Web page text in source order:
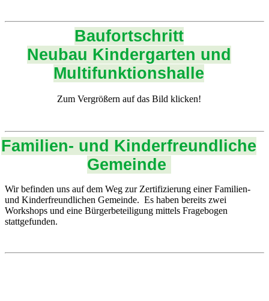
Baufortschritt
Neubau Kindergarten und
Multifunktionshalle
Zum Vergrößern auf das Bild klicken!
Familien- und Kinderfreundliche
Gemeinde
Wir befinden uns auf dem Weg zur Zertifizierung einer Familien-
und Kinderfreundlichen Gemeinde. Es haben bereits zwei
Workshops und eine Bürgerbeteiligung mittels Fragebogen
stattgefunden.